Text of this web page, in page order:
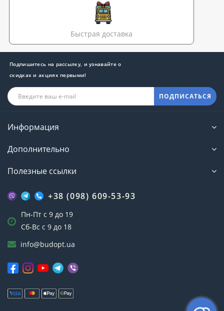
Быстрая доставка
Подпишитесь на рассылку, и узнавайте о
скидках и акциях первыми!
ПОДПИСАТЬСЯ
Информация
Дополнительно
Полезные ссылки
+38 (098) 609-53-93
Пн-Пт с 9 до 19
Сб-Вс с 9 до 18
info@budopt.ua